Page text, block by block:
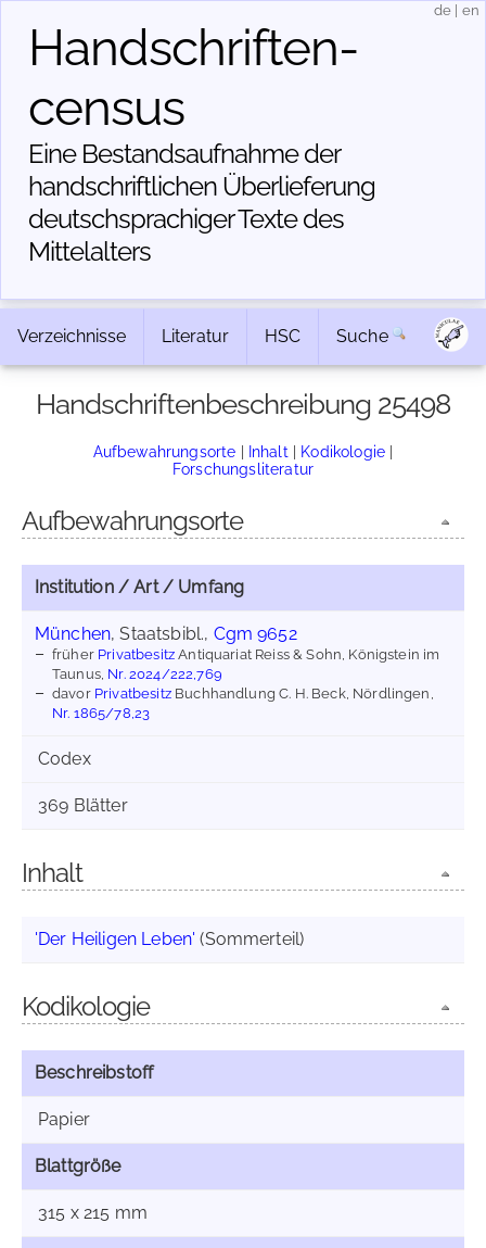
Handschriften­
census
Eine Bestandsaufnahme der
handschriftlichen Über­lieferung
deutschsprachiger Texte des
Mittelalters
de en
Verzeichnisse Literatur HSC Suche
Handschriftenbeschreibung 25498
Aufbewahrungsorte | Inhalt | Kodikologie |
Forschungsliteratur
Aufbewahrungsorte
Institution / Art / Umfang
München, Staatsbibl., Cgm 9652
früher PrivatbesitzAntiquariat Reiss & Sohn, Königstein im
Taunus, Nr. 2024/222,769
davor PrivatbesitzBuchhandlung C. H. Beck, Nördlingen,
Nr. 1865/78,23
Codex
369 Blätter
Inhalt
'Der Heiligen Leben' (Sommerteil)
Kodikologie
Beschreibstoff
Papier
Blattgröße
315 x 215 mm